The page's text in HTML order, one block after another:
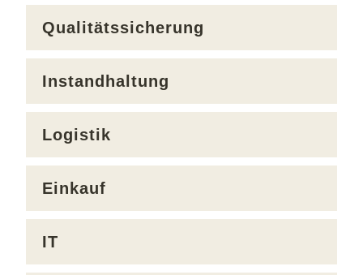
Qualitätssicherung
Instandhaltung
Logistik
Einkauf
IT